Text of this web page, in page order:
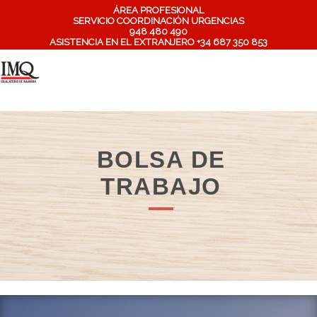
ÁREA PROFESIONAL
SERVICIO COORDINACIÓN URGENCIAS
948 480 490
ASISTENCIA EN EL EXTRANJERO +34 687 350 853
BOLSA DE
TRABAJO